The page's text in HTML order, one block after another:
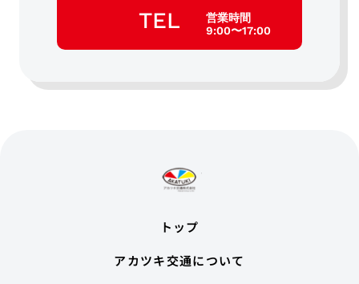
TEL
営業時間
9:00〜17:00
トップ
アカツキ交通について